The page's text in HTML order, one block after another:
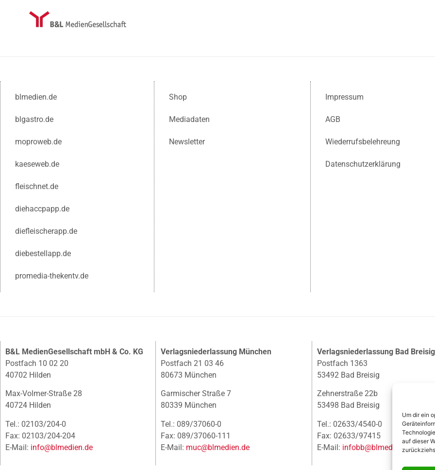
Um dir ein
auf dieser
blmedien.de
blgastro.de
moproweb.de
kaeseweb.de
fleischnet.de
diehaccpapp.de
diefleischerapp.de
diebestellapp.de
promedia-thekentv.de
Shop
Mediadaten
Newsletter
Impressum
AGB
Wiederrufsbelehreung
Datenschutzerklärung
B&L MedienGesellschaft mbH & Co. KG
Postfach 10 02 20
40702 Hilden
Max-Volmer-Straße 28
40724 Hilden
Tel.: 02103/204-0
Fax: 02103/204-204
E-Mail: info@blmedien.de
Verlagsniederlassung München
Postfach 21 03 46
80673 München
Garmischer Straße 7
80339 München
Tel.: 089/37060-0
Fax: 089/37060-111
E-Mail: muc@blmedien.de
Verlagsniederlassung Bad Breisig
Postfach 1363
53492 Bad Breisig
Zehnerstraße 22b
53498 Bad Breisig
Tel.: 02633/4540-0
Fax: 02633/97415
E-Mail: infobb@blmedien.de